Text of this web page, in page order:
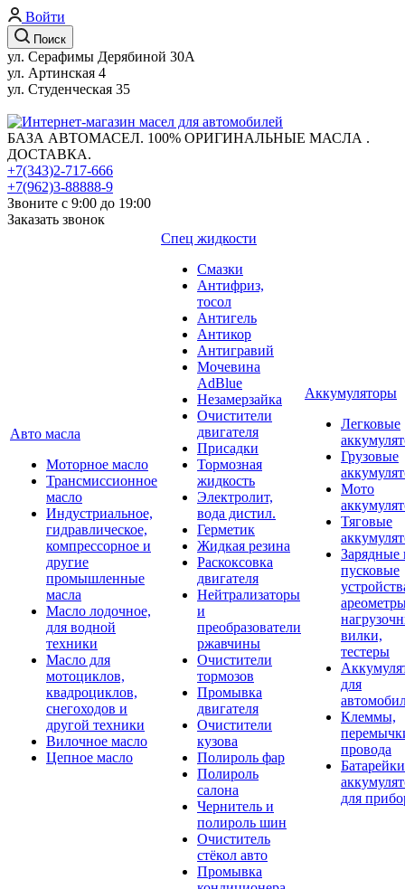
Войти
Поиск
ул. Серафимы Дерябиной 30А
ул. Артинская 4
ул. Студенческая 35
БАЗА АВТОМАСЕЛ. 100% ОРИГИНАЛЬНЫЕ МАСЛА .
ДОСТАВКА.
+7(343)2-717-666
+7(962)3-88888-9
Звоните с 9:00 до 19:00
Заказать звонок
Авто масла
Моторное масло
Трансмиссионное
масло
Индустриальное,
гидравлическое,
компрессорное и
другие
промышленные
масла
Масло лодочное,
для водной
техники
Масло для
мотоциклов,
квадроциклов,
снегоходов и
другой техники
Вилочное масло
Цепное масло
Спец жидкости
Смазки
Антифриз,
тосол
Антигель
Антикор
Антигравий
Мочевина
AdBlue
Незамерзайка
Очистители
двигателя
Присадки
Тормозная
жидкость
Электролит,
вода дистил.
Герметик
Жидкая резина
Раскоксовка
двигателя
Нейтрализаторы
и
преобразователи
ржавчины
Очистители
тормозов
Промывка
двигателя
Очистители
кузова
Полироль фар
Полироль
салона
Чернитель и
полироль шин
Очиститель
стёкол авто
Промывка
Аккумуляторы
Легковые
Грузовые
Мото
Тяговые
Зарядные
пусковые
вилки,
тестеры
для
Клеммы,
провода
для